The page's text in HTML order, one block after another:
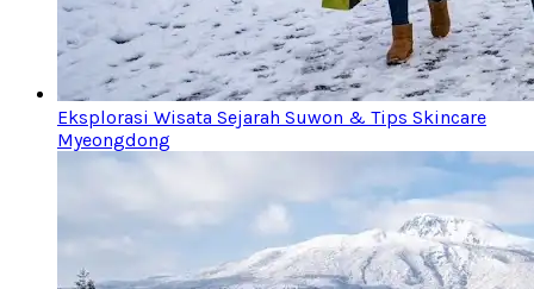
Eksplorasi Wisata Sejarah Suwon & Tips Skincare
Myeongdong